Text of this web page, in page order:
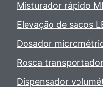
Misturador rápido
Elevação de sacos
Dosador
Rosca
Dispensador